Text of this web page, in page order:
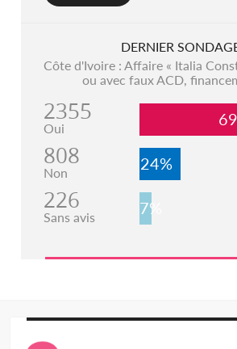
DERNIER
Côte d'Ivoire : Affaire « Italia
ou avec faux ACD,
2355
Oui
808
Non 24%
226
Sans avis 7%